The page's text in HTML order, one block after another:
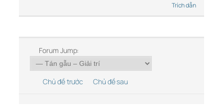
Trích dẫn
Forum Jump:
Chủ đề trước Chủ đề sau